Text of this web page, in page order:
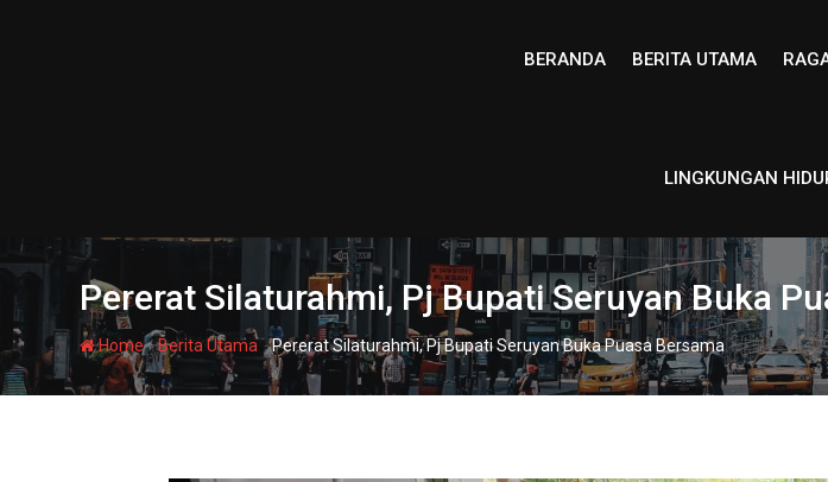
BERANDA BERITA UTAMA
LINGKUNGAN
Pererat Silaturahmi, Pj Bupati Seruyan Buka
Home-Berita Utama-Pererat Silaturahmi, Pj Bupati Seruyan Buka Puasa Bersama